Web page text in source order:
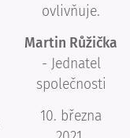
ovlivňuje.
Martin Růžička
- Jednatel
společnosti
10. března